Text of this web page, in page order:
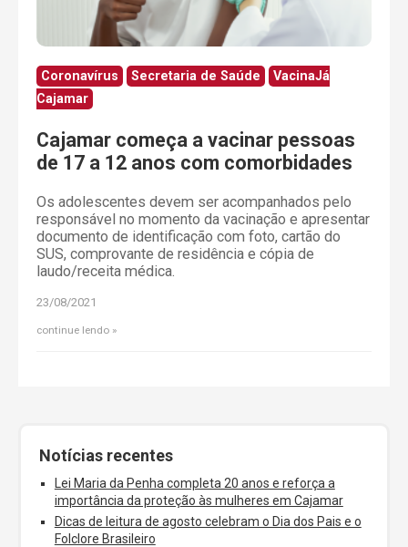
Coronavírus Secretaria de Saúde
VacinaJá
Cajamar
Cajamar começa a vacinar pessoas
de 17 a 12 anos com comorbidades
Os adolescentes devem ser acompanhados pelo
responsável no momento da vacinação e apresentar
documento de identificação com foto, cartão do
SUS, comprovante de residência e cópia de
laudo/receita médica.
23/08/2021
continue lendo
Notícias recentes
Lei Maria da Penha completa 20 anos e reforça a
importância da proteção às mulheres em Cajamar
Dicas de leitura de agosto celebram o Dia dos Pais e o
Folclore Brasileiro